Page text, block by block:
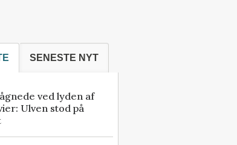
SENESTE NYT
ved lyden af
Ulven stod på